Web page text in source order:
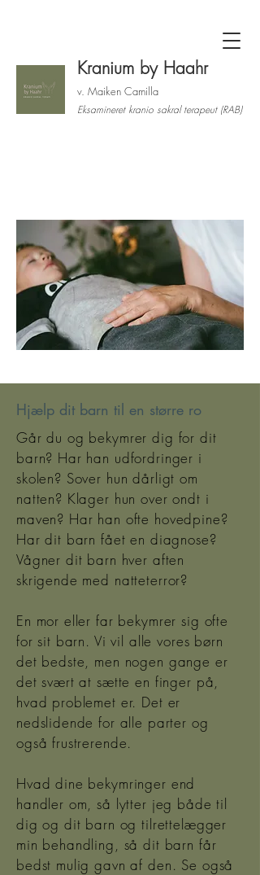
Kranium by Haahr
v. Maiken Camilla
Eksamineret kranio sakral terapeut (RAB)
Hjælp dit barn til en større ro
Går du og bekymrer dig for dit
barn? Har han udfordringer i
skolen? Sover hun dårligt om
natten? Klager hun over ondt i
maven? Har han ofte hovedpine?
Har dit barn fået en diagnose?
Vågner dit barn hver aften
skrigende med natteterror?
En mor eller far bekymrer sig ofte
for sit barn. Vi vil alle vores børn
det bedste, men nogen gange er
det svært at sætte en finger på,
hvad problemet er. Det er
nedslidende for alle parter og
også frustrerende.
Hvad dine bekymringer end
handler om, så lytter jeg både til
dig og dit barn og tilrettelægger
min behandling, så dit barn får
bedst mulig gavn af den. Se også